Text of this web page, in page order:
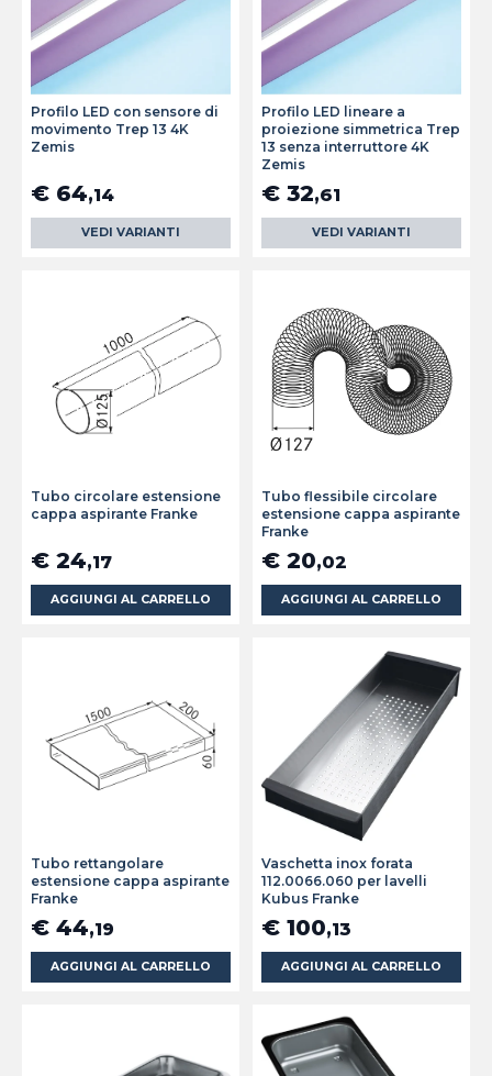
Profilo LED con sensore di
movimento Trep 13 4K
Zemis
€ 64,14
VEDI VARIANTI
Profilo LED lineare a
proiezione simmetrica Trep
13 senza interruttore 4K
Zemis
€ 32,61
VEDI VARIANTI
Tubo circolare estensione
cappa aspirante Franke
€ 24,17
AGGIUNGI AL CARRELLO
Tubo flessibile circolare
estensione cappa aspirante
Franke
€ 20,02
AGGIUNGI AL CARRELLO
Tubo rettangolare
estensione cappa aspirante
Franke
€ 44,19
AGGIUNGI AL CARRELLO
Vaschetta inox forata
112.0066.060 per lavelli
Kubus Franke
€ 100,13
AGGIUNGI AL CARRELLO